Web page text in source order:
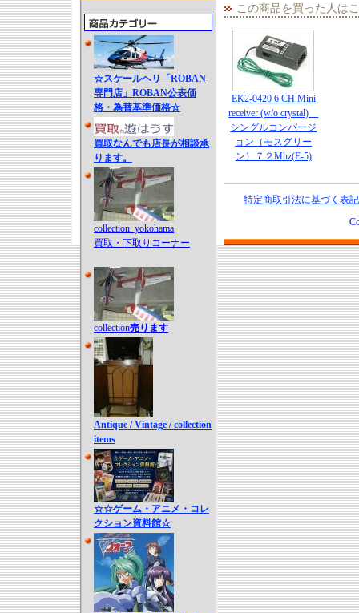
☆スケールヘリ「ROBAN
専門店」ROBAN公表価
格・為替基準価格☆
買取なんでも店長が相談承
ります。
collection_yokohama
買取・下取りコーナー
collection売ります
Antique / Vintage / collection
items
☆☆ゲーム・アニメ・コレ
クション資料館☆
この商品を買った人は
EK2-0420 6 CH Mini
receiver (w/o crystal)
シングルコンバージ
ョン（モスグリー
ン）７２Mhz(E-5)
特定商取引法に基づく表記